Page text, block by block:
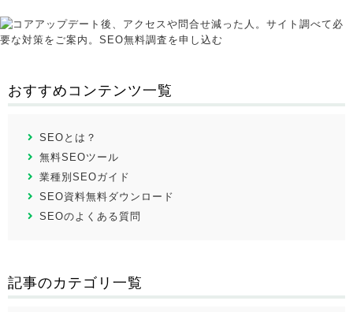
おすすめコンテンツ一覧
SEOとは？
無料SEOツール
業種別SEOガイド
SEO資料無料ダウンロード
SEOのよくある質問
記事のカテゴリ一覧